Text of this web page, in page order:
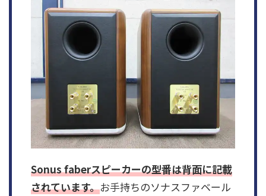
Sonus faberスピーカーの型番は背面に記載
されています。お手持ちのソナスファベール